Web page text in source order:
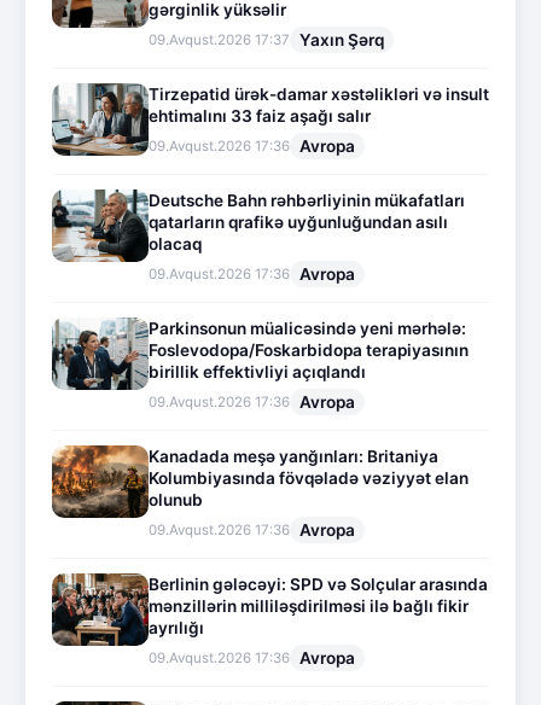
gərginlik yüksəlir
09.Avqust.2026 17:37 Yaxın Şərq
Tirzepatid ürək-damar xəstəlikləri və insult
ehtimalını 33 faiz aşağı salır
09.Avqust.2026 17:36 Avropa
Deutsche Bahn rəhbərliyinin mükafatları
qatarların qrafikə uyğunluğundan asılı
olacaq
09.Avqust.2026 17:36 Avropa
Parkinsonun müalicəsində yeni mərhələ:
Foslevodopa/Foskarbidopa terapiyasının
birillik effektivliyi açıqlandı
09.Avqust.2026 17:36 Avropa
Kanadada meşə yanğınları: Britaniya
Kolumbiyasında fövqəladə vəziyyət elan
olunub
09.Avqust.2026 17:36 Avropa
Berlinin gələcəyi: SPD və Solçular arasında
mənzillərin milliləşdirilməsi ilə bağlı fikir
ayrılığı
09.Avqust.2026 17:36 Avropa